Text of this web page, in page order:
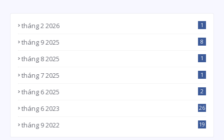
tháng 2 2026 1
tháng 9 2025 8
tháng 8 2025 1
tháng 7 2025 1
tháng 6 2025 2
tháng 6 2023 26
tháng 9 2022 19